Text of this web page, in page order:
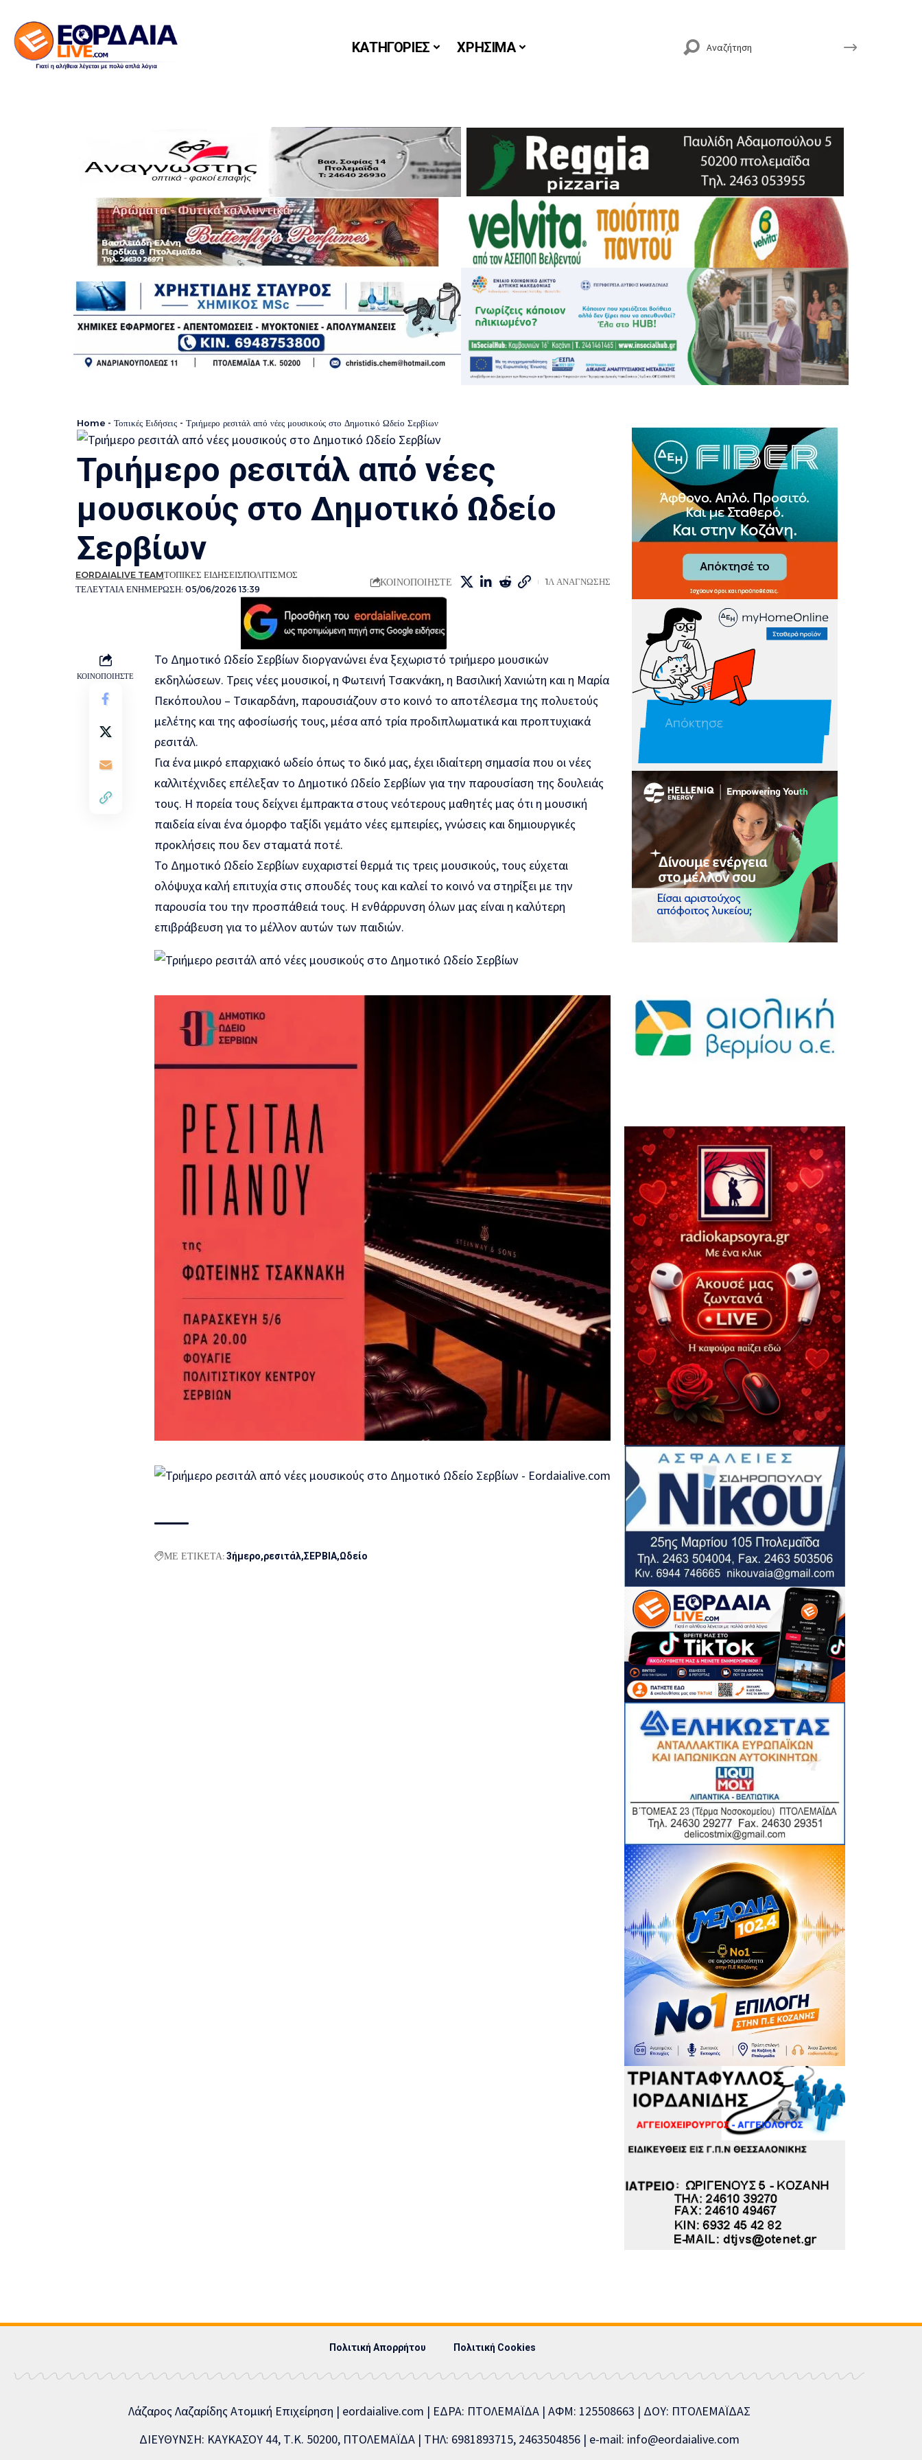
ΚΑΤΗΓΟΡΙΕΣ ΧΡΗΣΙΜΑ
Home - Τοπικές Ειδήσεις - Τριήμερο ρεσιτάλ από νέες μουσικούς στο Δημοτικό Ωδείο Σερβίων
Τριήμερο ρεσιτάλ από νέες
μουσικούς στο Δημοτικό Ωδείο
Σερβίων
ΤΕΛΕΥΤΑΙΑ ΕΝΗΜΕΡΩΣΗ: 05/06/2026 13:39
EORDAIALIVE TEAMΤΟΠΙΚΕΣ ΕΙΔΗΣΕΙΣΠΟΛΙΤΙΣΜΟΣ
ΚΟΙΝΟΠΟΙΗΣΤΕ 1Λ ΑΝΑΓΝΩΣΗΣ
ΚΟΙΝΟΠΟΙΗΣΤΕ
Το Δημοτικό Ωδείο Σερβίων διοργανώνει ένα ξεχωριστό τριήμερο μουσικών
εκδηλώσεων. Τρεις νέες μουσικοί, η Φωτεινή Τσακνάκη, η Βασιλική Χανιώτη και η Μαρία
Πεκόπουλου – Τσικαρδάνη, παρουσιάζουν στο κοινό το αποτέλεσμα της πολυετούς
μελέτης και της αφοσίωσής τους, μέσα από τρία προδιπλωματικά και προπτυχιακά
ρεσιτάλ.
Για ένα μικρό επαρχιακό ωδείο όπως το δικό μας, έχει ιδιαίτερη σημασία που οι νέες
καλλιτέχνιδες επέλεξαν το Δημοτικό Ωδείο Σερβίων για την παρουσίαση της δουλειάς
τους. Η πορεία τους δείχνει έμπρακτα στους νεότερους μαθητές μας ότι η μουσική
παιδεία είναι ένα όμορφο ταξίδι γεμάτο νέες εμπειρίες, γνώσεις και δημιουργικές
προκλήσεις που δεν σταματά ποτέ.
Το Δημοτικό Ωδείο Σερβίων ευχαριστεί θερμά τις τρεις μουσικούς, τους εύχεται
ολόψυχα καλή επιτυχία στις σπουδές τους και καλεί το κοινό να στηρίξει με την
παρουσία του την προσπάθειά τους. Η ενθάρρυνση όλων μας είναι η καλύτερη
επιβράβευση για το μέλλον αυτών των παιδιών.
ΜΕ ΕΤΙΚΕΤΑ:3ήμερο ρεσιτάλ ΣΕΡΒΙΑ Ωδείο
Πολιτική Απορρήτου Πολιτική Cookies
Λάζαρος Λαζαρίδης Ατομική Επιχείρηση | eordaialive.com | ΕΔΡΑ: ΠΤΟΛΕΜΑΪΔΑ | ΑΦΜ: 125508663 | ΔΟΥ: ΠΤΟΛΕΜΑΪΔΑΣ
ΔΙΕΥΘΥΝΣΗ: ΚΑΥΚΑΣΟΥ 44, Τ.Κ. 50200, ΠΤΟΛΕΜΑΪΔΑ | ΤΗΛ: 6981893715, 2463504856 | e-mail: info@eordaialive.com